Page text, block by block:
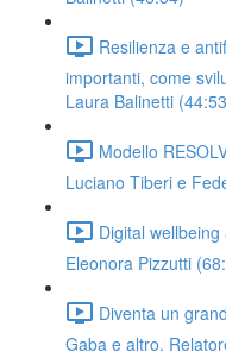
Resilienza e
importanti, come
Laura Balinetti
Modello
Luciano Tiberi e
Digital
Eleonora Pizzutti
Diventa un
Gaba e altro.